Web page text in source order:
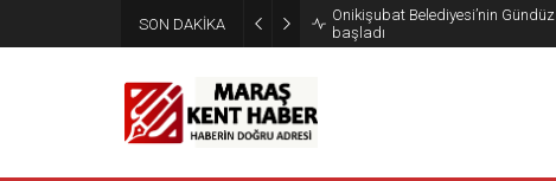
SON DAKİKA
Onikişubat Belediyesi’nin Gündüz
başladı